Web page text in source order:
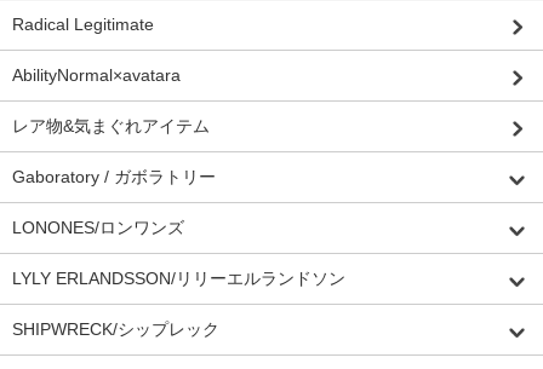
Radical Legitimate
AbilityNormal×avatara
レア物&気まぐれアイテム
Gaboratory / ガボラトリー
LONONES/ロンワンズ
LYLY ERLANDSSON/リリーエルランドソン
SHIPWRECK/シップレック